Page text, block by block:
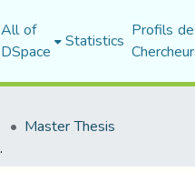
All of
DSpace Statistics Profils
Master Thesis
de Baleine WOA